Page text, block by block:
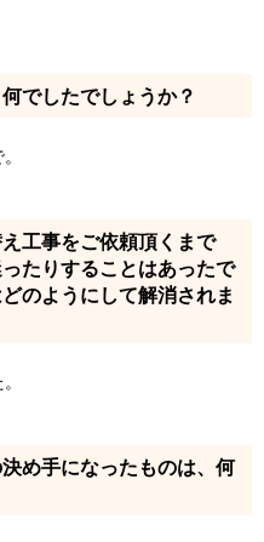
でしたでしょうか？
工事をご依頼頂くまで
たりすることはあったで
のようにして解消されま
め手になったものは、何